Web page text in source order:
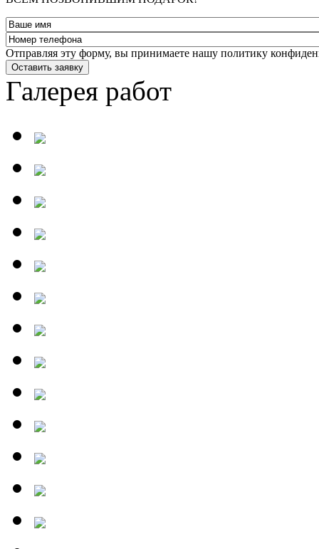
Отправляя эту форму, вы принимаете нашу политику
Оставить заявку
Галерея работ